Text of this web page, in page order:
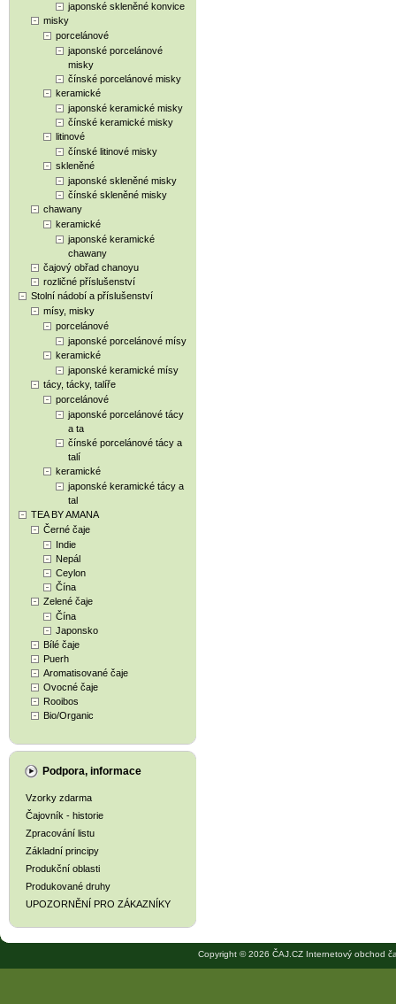
japonské skleněné konvice
misky
porcelánové
japonské porcelánové
misky
čínské porcelánové misky
keramické
japonské keramické misky
čínské keramické misky
litinové
čínské litinové misky
skleněné
japonské skleněné misky
čínské skleněné misky
chawany
keramické
japonské keramické
chawany
čajový obřad chanoyu
rozličné příslušenství
Stolní nádobí a příslušenství
mísy, misky
porcelánové
japonské porcelánové mísy
keramické
japonské keramické mísy
tácy, tácky, talíře
porcelánové
japonské porcelánové tácy
a ta
čínské porcelánové tácy a
talí
keramické
japonské keramické tácy a
tal
TEA BY AMANA
Černé čaje
Indie
Nepál
Ceylon
Čína
Zelené čaje
Čína
Japonsko
Bílé čaje
Puerh
Aromatisované čaje
Ovocné čaje
Rooibos
Bio/Organic
Podpora, informace
Vzorky zdarma
Čajovník - historie
Zpracování listu
Základní principy
Produkční oblasti
Produkované druhy
UPOZORNĚNÍ PRO ZÁKAZNÍKY
Copyright © 2026 ČAJ.CZ Internetový obchod